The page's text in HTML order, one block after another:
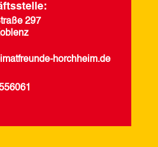
297
horchheim.de